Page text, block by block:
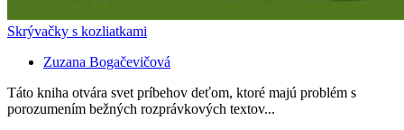
Skrývačky s kozliatkami
Zuzana Bogačevičová
Táto kniha otvára svet príbehov deťom, ktoré majú problém s
porozumením bežných rozprávkových textov...